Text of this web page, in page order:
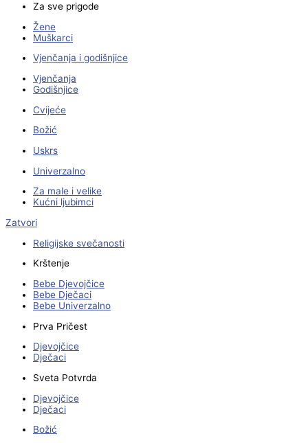
Za sve prigode
Žene
Muškarci
Vjenčanja i godišnjice
Vjenčanja
Godišnjice
Cvijeće
Božić
Uskrs
Univerzalno
Za male i velike
Kućni ljubimci
Zatvori
Religijske svečanosti
Krštenje
Bebe Djevojčice
Bebe Dječaci
Bebe Univerzalno
Prva Pričest
Djevojčice
Dječaci
Sveta Potvrda
Djevojčice
Dječaci
Božić